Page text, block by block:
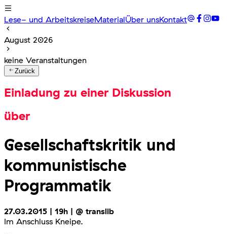
Lese- und ArbeitskreiseMaterialÜber unsKontakt
August 2026
keine Veranstaltungen
Zurück
Einladung zu einer Diskussion
über
Gesellschaftskritik und
kommunistische
Programmatik
27.03.2015 | 19h | @ translib
Im Anschluss Kneipe.